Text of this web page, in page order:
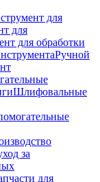
для
для
для обработки
Ручной
Шлифовальные
за
для